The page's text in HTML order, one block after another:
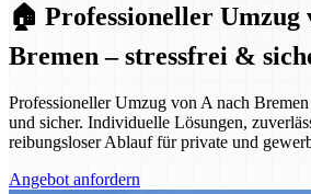
🏠 Professioneller Umzug
Bremen – stressfrei &
Professioneller Umzug von A nach
und sicher. Individuelle Lösungen,
reibungsloser Ablauf für private und
Angebot anfordern